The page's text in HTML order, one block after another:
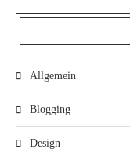
Allgemein
Blogging
Design